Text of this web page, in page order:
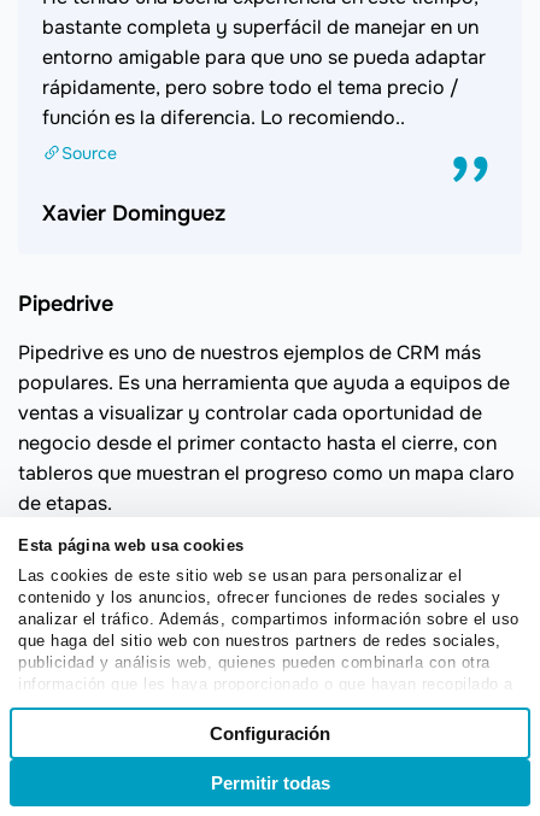
Esta página web usa cookies
Las cookies de este sitio web se usan para personalizar el
contenido y los anuncios, ofrecer funciones de redes sociales y
analizar el tráfico. Además, compartimos información sobre el uso
que haga del sitio web con nuestros partners de redes sociales,
publicidad y análisis web, quienes pueden combinarla con otra
información que les haya proporcionado o que hayan recopilado a
partir del uso que haya hecho de sus servicios.
Selección
consentimiento
Preferencias
Configuración
Permitir todas
bastante completa y superfácil de manejar en un
entorno amigable para que uno se pueda adaptar
rápidamente, pero sobre todo el tema precio /
función es la diferencia. Lo recomiendo..
Source
Xavier Dominguez
Pipedrive
Pipedrive es uno de nuestros ejemplos de CRM más
populares. Es una herramienta que ayuda a equipos de
ventas a visualizar y controlar cada oportunidad de
negocio desde el primer contacto hasta el cierre, con
tableros que muestran el progreso como un mapa claro
de etapas.
Registra correos, llamadas y notas automáticamente,
envía recordatorios para no perder seguimientos y
permite automatizar tareas repetitivas para enfocarse
en vender. Su diseño simple hace que cualquier persona
entienda al instante dónde está cada cliente potencial y
Tableros visuales para seguir etapas de ventas y
oportunidades.